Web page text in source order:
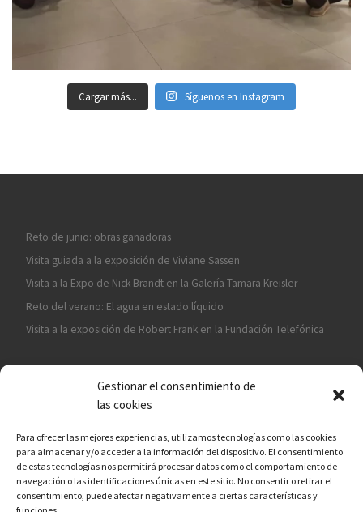
Gestionar el consentimiento de
las cookies
Para ofrecer las mejores experiencias, utilizamos tecnologías como las cookies
para almacenar y/o acceder a la información del dispositivo. El consentimiento
de estas tecnologías nos permitirá procesar datos como el comportamiento de
navegación o las identificaciones únicas en este sitio. No consentir o retirar el
consentimiento, puede afectar negativamente a ciertas características y
Cargar más... Síguenos en Instagram
Reto de junio: obras ganadoras
Visita guiada a la exposición de Viviane Sassen
Visita a la Expo de Nick Brandt en la Galería Tamara Kreisler
Reto del verano: El agua en estado líquido
Visita a la exposición de Robert Frank en la Fundación Telefónica
¡ASÓCIATE A CÁMARA EN MANO!